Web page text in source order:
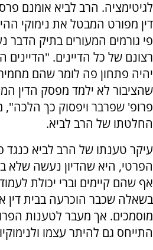
לגיטימציה. הרב לביא אומנם
דין מפורט המבטל את נימוקי
פי גורמים המעורים בתיק
רצונם של כל הדיינים. "הדיינים
יהיה פתחון פה לומר שהם
שהציבור לא ילמד מפסק הדין
פרופ' שפרבר ויפסוק כך הלכה",
החלטתו של הרב לביא.
עיקר טענתו של הרב לביא כנגד
הפרטי, היא שהדיון נעשה שלא
אף שהם קיימים וברי יכולת
בשאלה שכבר הוכרעה בבית דין
מוסמכים. אך מעבר לטענות
התייחס גם להיתר עצמו